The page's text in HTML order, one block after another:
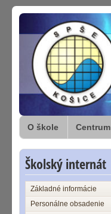
O škole
Školský internát
Základné informácie
Personálne obsadenie